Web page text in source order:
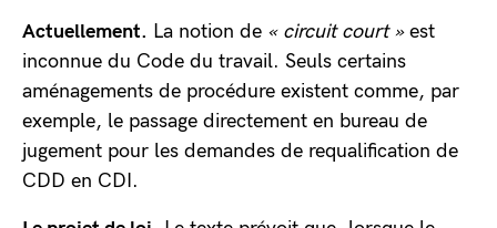
Actuellement. La notion de « circuit court »est
inconnue du Code du travail. Seuls certains
aménagements de procédure existent comme, par
exemple, le passage directement en bureau de
jugement pour les demandes de requalification de
CDD en CDI.